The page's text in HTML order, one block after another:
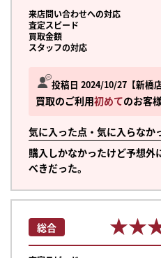
投稿日 2024/10/27 新橋
買取のご利用初めてのお客
気に入った点・気に入らなか
購入しかなかったけど予想外
べきだった。
来店問い合わせへの対応
査定スピード
買取金額
スタッフの対応
総合
かんたん